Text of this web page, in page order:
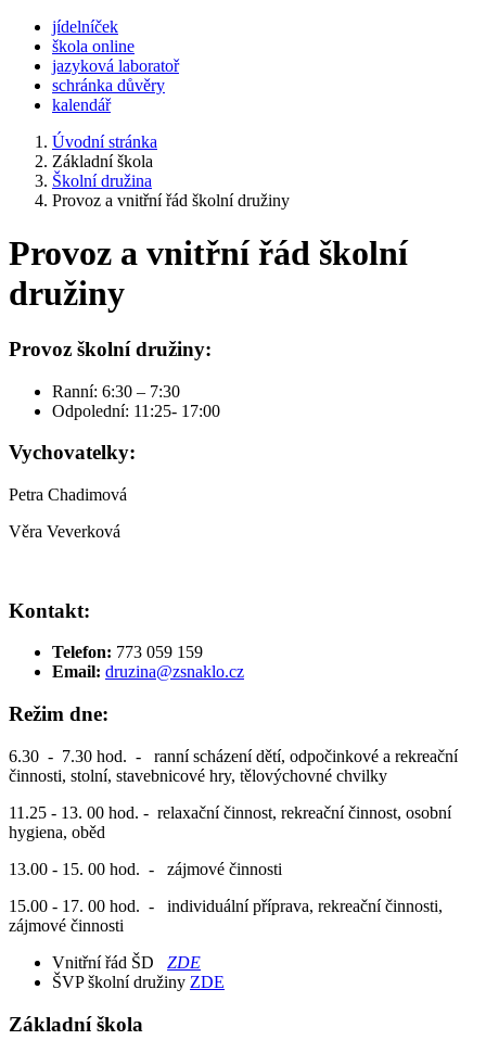
jídelníček
škola online
jazyková laboratoř
schránka důvěry
kalendář
Úvodní stránka
Základní škola
Školní družina
Provoz a vnitřní řád školní družiny
Provoz a vnitřní řád školní
družiny
Provoz školní družiny:
Ranní: 6:30 – 7:30
Odpolední: 11:25- 17:00
Vychovatelky:
Petra Chadimová
Věra Veverková
Kontakt:
Telefon: 773 059 159
Email: druzina@zsnaklo.cz
Režim dne:
6.30 - 7.30 hod. - ranní scházení dětí, odpočinkové a rekreační
činnosti, stolní, stavebnicové hry, tělovýchovné chvilky
11.25 - 13. 00 hod. - relaxační činnost, rekreační činnost, osobní
hygiena, oběd
13.00 - 15. 00 hod. - zájmové činnosti
15.00 - 17. 00 hod. - individuální příprava, rekreační činnosti,
zájmové činnosti
Vnitřní řád ŠD
ZDE
ŠVP školní družiny ZDE
Základní škola